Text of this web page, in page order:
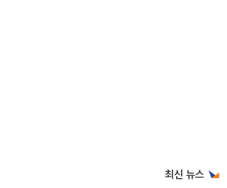
최신 뉴스